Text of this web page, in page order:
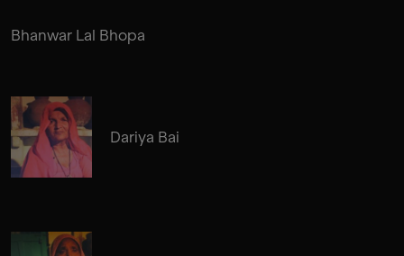
Bhanwar Lal Bhopa
Dariya Bai